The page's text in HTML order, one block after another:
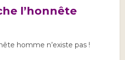
l’honnête
homme n’existe pas !